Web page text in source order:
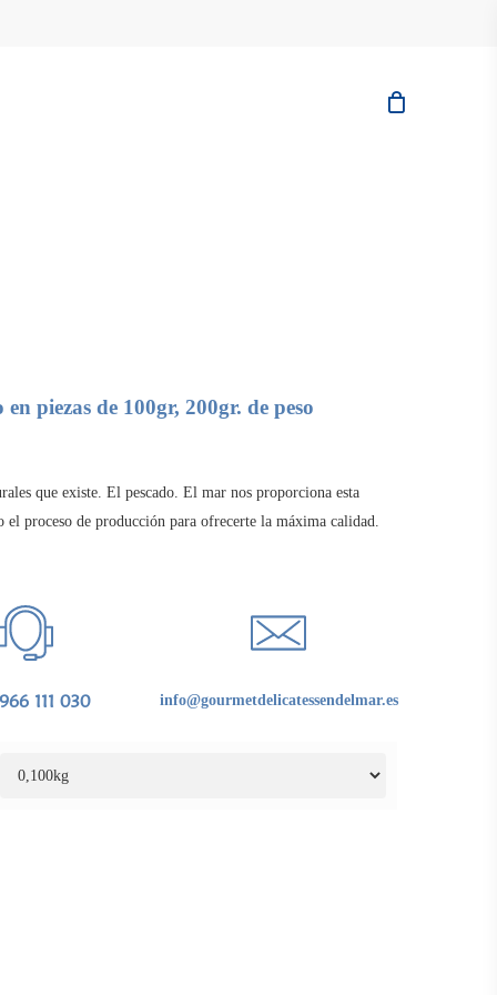
piezas de 100gr, 200gr. de peso
que existe. El pescado. El mar nos proporciona esta
proceso de producción para ofrecerte la máxima calidad.
111 030 info@gourmetdelicatessendelmar.es